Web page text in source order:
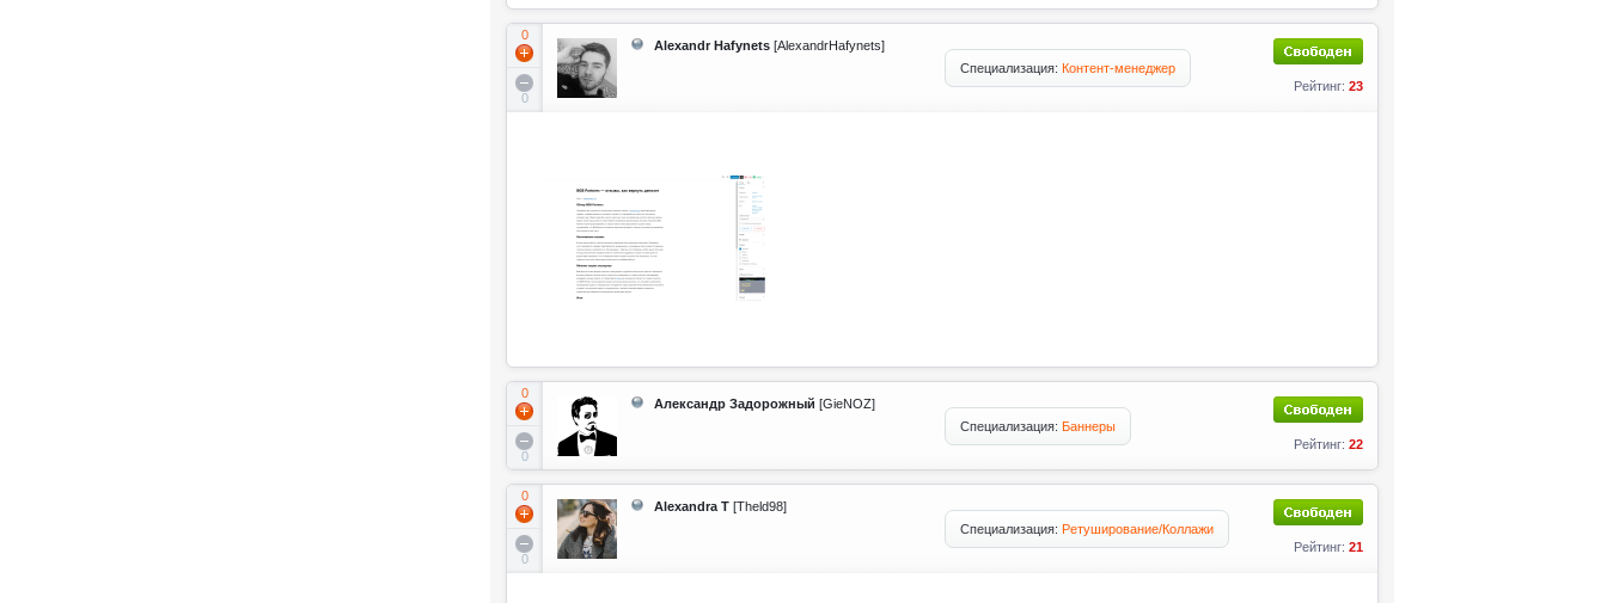
0
0
Alexandr Hafynets [AlexandrHafynets]
Специализация: Контент-менеджер
Рейтинг: 23
0
0
Александр Задорожный [GieNOZ]
Специализация: Баннеры
Рейтинг: 22
0
0
Alexandra T [Theld98]
Специализация: Ретуширование/Коллажи
Рейтинг: 21